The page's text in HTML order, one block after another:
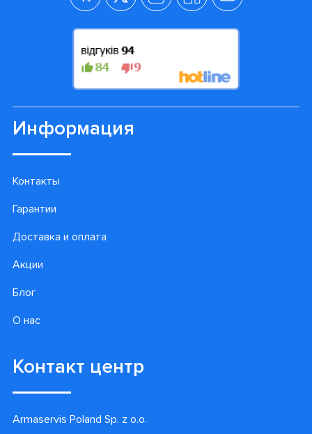
Информация
Контакты
Гарантии
Доставка и оплата
Акции
Блог
О нас
Контакт центр
Armaservis Poland Sp. z o.o.